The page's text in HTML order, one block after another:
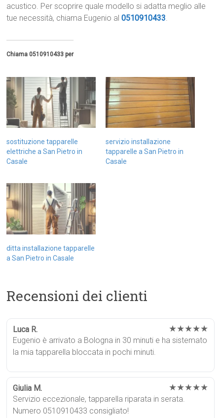
acustico. Per scoprire quale modello si adatta meglio alle
tue necessità, chiama Eugenio al0510910433.
Chiama 0510910433 per
sostituzione tapparelle
elettriche a San Pietro in
Casale
servizio installazione
tapparelle a San Pietro in
Casale
ditta installazione tapparelle
a San Pietro in Casale
Recensioni dei clienti
Luca R. ★★★★★
Eugenio è arrivato a Bologna in 30 minuti e ha sistemato
la mia tapparella bloccata in pochi minuti.
Giulia M. ★★★★★
Servizio eccezionale, tapparella riparata in serata.
Numero 0510910433 consigliato!